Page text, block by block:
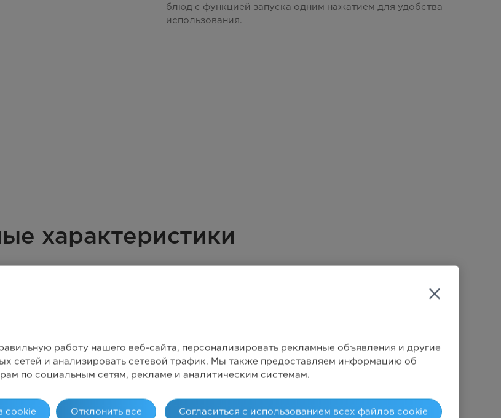
блюд с функцией запуска одним нажатием для удобства
использования.
характеристики
Нержавеющая сталь
работу нашего веб-сайта, персонализировать рекламные объявления и другие
сетей и анализировать сетевой трафик. Мы также предоставляем информацию об
по социальным сетям, рекламе и аналитическим системам.
cookie Отклонить все Согласиться с использованием всех файлов cookie